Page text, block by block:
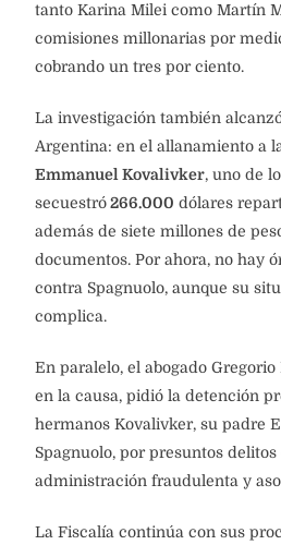
tanto Karina Milei como Martín
comisiones millonarias por
cobrando un tres por ciento.
La investigación también
Argentina: en el allanamiento a
Emmanuel Kovalivker, uno de
secuestró266.000 dólares
además de siete millones de
documentos. Por ahora, no hay
contra Spagnuolo, aunque su
complica.
En paralelo, el abogado
en la causa, pidió la detención
hermanos Kovalivker, su padre
Spagnuolo, por presuntos delitos
administración fraudulenta y
La Fiscalía continúa con sus